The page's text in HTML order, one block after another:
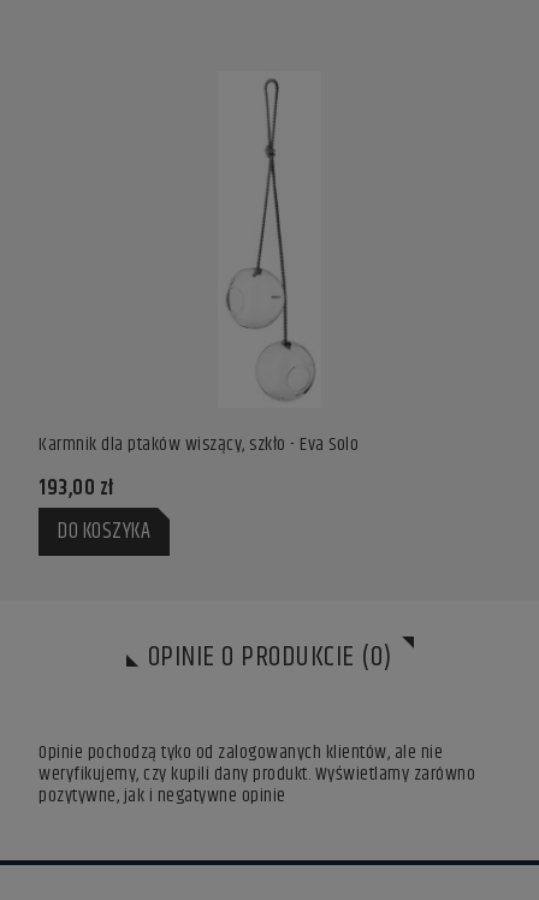
Karmnik dla ptaków wiszący, szkło - Eva Solo
193,00 zł
DO KOSZYKA
OPINIE O PRODUKCIE (0)
Opinie pochodzą tyko od zalogowanych klientów, ale nie
weryfikujemy, czy kupili dany produkt. Wyświetlamy zarówno
pozytywne, jak i negatywne opinie